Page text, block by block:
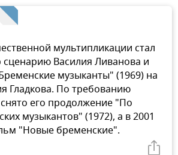
мультипликации стал
Василия Ливанова и
музыканты" (1969) на
Гладкова. По требованию
его продолжение "По
музыкантов" (1972), а в 2001
"Новые бременские".